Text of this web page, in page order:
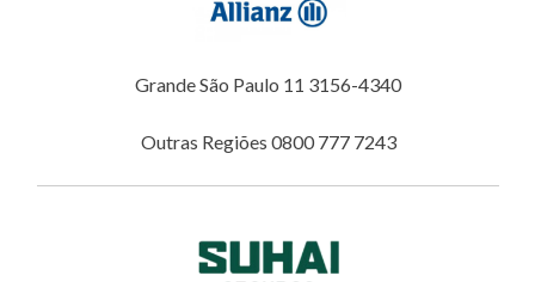
Grande São Paulo 11 3156-4340
Outras Regiões 0800 777 7243